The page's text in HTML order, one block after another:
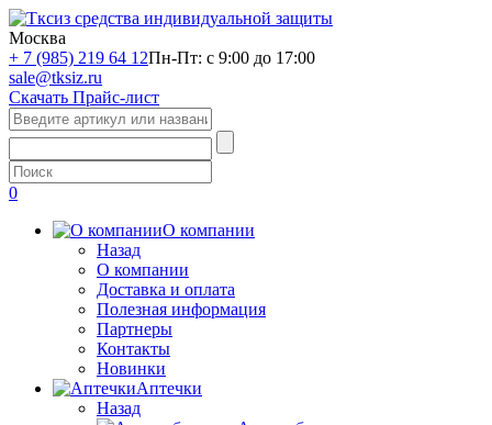
Москва
+ 7 (985) 219 64 12Пн-Пт: с 9:00 до 17:00
sale@tksiz.ru
Скачать Прайс-лист
0
О компании
Назад
О компании
Доставка и оплата
Полезная информация
Партнеры
Контакты
Новинки
Аптечки
Назад